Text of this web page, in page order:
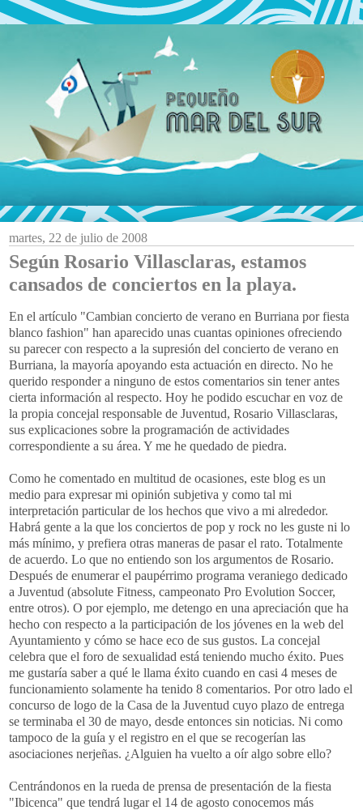
martes, 22 de julio de 2008
Según Rosario Villasclaras, estamos
cansados de conciertos en la playa.
En el artículo "Cambian concierto de verano en Burriana por fiesta
blanco fashion" han aparecido unas cuantas opiniones ofreciendo
su parecer con respecto a la supresión del concierto de verano en
Burriana, la mayoría apoyando esta actuación en directo. No he
querido responder a ninguno de estos comentarios sin tener antes
cierta información al respecto. Hoy he podido escuchar en voz de
la propia concejal responsable de Juventud, Rosario Villasclaras,
sus explicaciones sobre la programación de actividades
correspondiente a su área. Y me he quedado de piedra.
Como he comentado en multitud de ocasiones, este blog es un
medio para expresar mi opinión subjetiva y como tal mi
interpretación particular de los hechos que vivo a mi alrededor.
Habrá gente a la que los conciertos de pop y rock no les guste ni lo
más mínimo, y prefiera otras maneras de pasar el rato. Totalmente
de acuerdo. Lo que no entiendo son los argumentos de Rosario.
Después de enumerar el paupérrimo programa veraniego dedicado
a Juventud (absolute Fitness, campeonato Pro Evolution Soccer,
entre otros). O por ejemplo, me detengo en una apreciación que ha
hecho con respecto a la participación de los jóvenes en la web del
Ayuntamiento y cómo se hace eco de sus gustos. La concejal
celebra que el foro de sexualidad está teniendo mucho éxito. Pues
me gustaría saber a qué le llama éxito cuando en casi 4 meses de
funcionamiento solamente ha tenido 8 comentarios. Por otro lado el
concurso de logo de la Casa de la Juventud cuyo plazo de entrega
se terminaba el 30 de mayo, desde entonces sin noticias. Ni como
tampoco de la guía y el registro en el que se recogerían las
asociaciones nerjeñas. ¿Alguien ha vuelto a oír algo sobre ello?
Centrándonos en la rueda de prensa de presentación de la fiesta
"Ibicenca" que tendrá lugar el 14 de agosto conocemos más